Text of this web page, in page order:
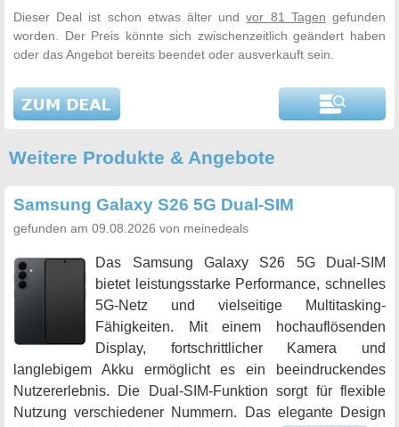
Dieser Deal ist schon etwas älter undvor 81 Tagen gefunden
worden. Der Preis könnte sich zwischenzeitlich geändert haben
oder das Angebot bereits beendet oder ausverkauft sein.
Weitere Produkte & Angebote
Samsung Galaxy S26 5G Dual-SIM
gefunden am 09.08.2026 von meinedeals
Das Samsung Galaxy S26 5G Dual-SIM
bietet leistungsstarke Performance, schnelles
5G-Netz und vielseitige Multitasking-
Fähigkeiten. Mit einem hochauflösenden
Display, fortschrittlicher Kamera und
langlebigem Akku ermöglicht es ein beeindruckendes
Nutzererlebnis. Die Dual-SIM-Funktion sorgt für flexible
Nutzung verschiedener Nummern. Das elegante Design